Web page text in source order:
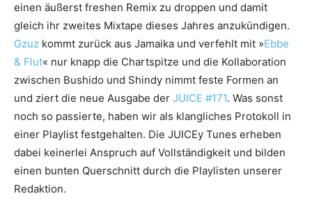
einen äußerst freshen Remix zu droppen und damit
gleich ihr zweites Mixtape dieses Jahres anzukündigen.
Gzuz kommt zurück aus Jamaika und verfehlt mit »Ebbe
& Flut« nur knapp die Chartspitze und die Kollaboration
zwischen Bushido und Shindy nimmt feste Formen an
und ziert die neue Ausgabe der JUICE #171. Was sonst
noch so passierte, haben wir als klangliches Protokoll in
einer Playlist festgehalten. Die JUICEy Tunes erheben
dabei keinerlei Anspruch auf Vollständigkeit und bilden
einen bunten Querschnitt durch die Playlisten unserer
Redaktion.